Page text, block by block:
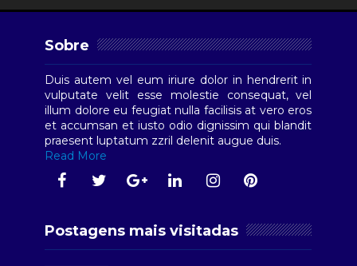
Sobre
Duis autem vel eum iriure dolor in hendrerit in
vulputate velit esse molestie consequat, vel
illum dolore eu feugiat nulla facilisis at vero eros
et accumsan et iusto odio dignissim qui blandit
praesent luptatum zzril delenit augue duis.
Read More
Postagens mais visitadas